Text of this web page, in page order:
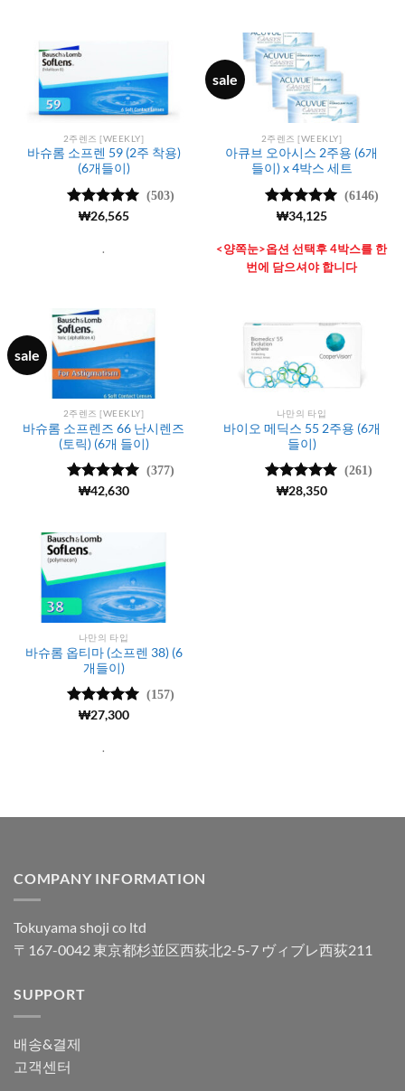
2주렌즈 [WEEKLY]
바슈롬 소프렌 59 (2주 착용)
(6개들이)
5 중에서
(503)
₩26,565
.
sale
2주렌즈 [WEEKLY]
아큐브 오아시스 2주용 (6개
들이) x 4박스 세트
5 중에서
가됨
(6146)
₩34,125
<양쪽눈>옵션 선택후 4박스를 한
번에 담으셔야 합니다
sale
2주렌즈 [WEEKLY]
바슈롬 소프렌즈 66 난시렌즈
(토릭) (6개 들이)
5 중에서
(377)
₩42,630
나만의 타입
바이오 메딕스 55 2주용 (6개
들이)
5 중에서
(261)
₩28,350
나만의 타입
바슈롬 옵티마 (소프렌 38) (6
개들이)
5 중에서
(157)
₩27,300
.
COMPANY INFORMATION
Tokuyama shoji co ltd
〒167-0042 東京都杉並区西荻北2-5-7 ヴィブレ西荻211
SUPPORT
배송&결제
고객센터